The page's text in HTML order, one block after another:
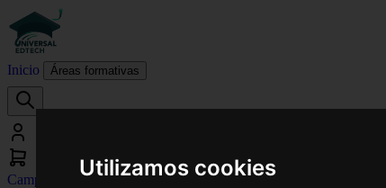
Utilizamos cookies
Inicio Áreas formativas
Campus virtual